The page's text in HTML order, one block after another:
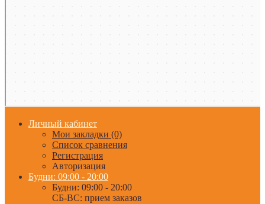
Личный кабинет
Мои закладки (0)
Список сравнения
Регистрация
Авторизация
Будни: 09:00 - 20:00
Будни: 09:00 - 20:00
СБ-ВС: прием заказов